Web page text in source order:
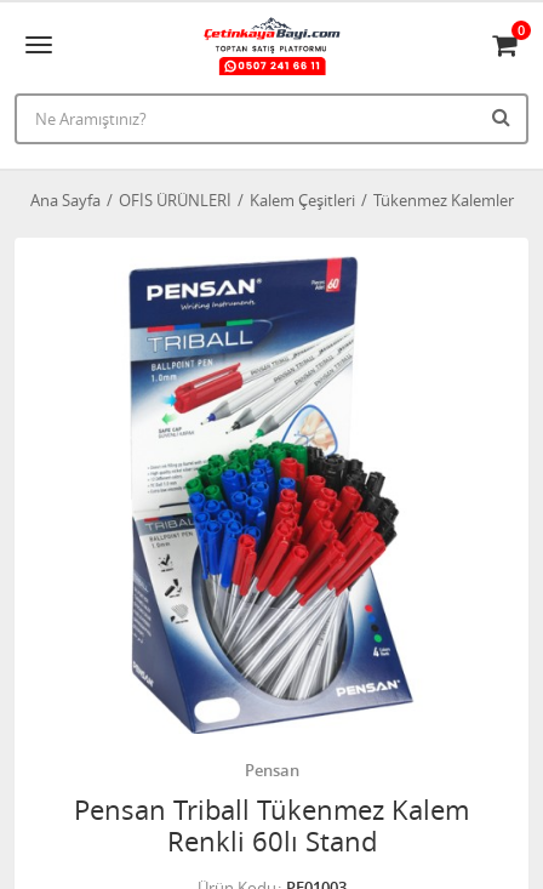
0
Ana Sayfa OFİS ÜRÜNLERİ Kalem Çeşitleri Tükenmez Kalemler
Pensan
Pensan Triball Tükenmez Kalem
Renkli 60lı Stand